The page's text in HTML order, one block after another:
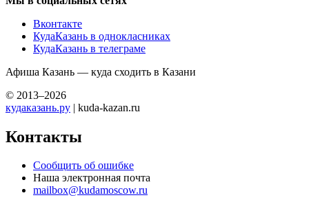
Вконтакте
КудаКазань в однокласниках
КудаКазань в телеграме
Афиша Казань — куда сходить в Казани
© 2013–2026
кудаказань.ру | kuda-kazan.ru
Контакты
Сообщить об ошибке
Наша электронная почта
mailbox@kudamoscow.ru